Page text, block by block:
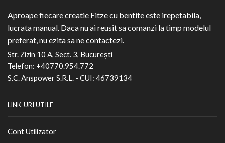
Aproape fiecare creatie Fitze cu bentite este irepetabila,
lucrata manual. Daca nu ai reusit sa comanzi la timp modelul
preferat, nu ezita sa ne contactezi.
Str. Zizin 10 A, Sect. 3, București
Telefon: +40770.954.772
S.C. Anspower S.R.L. - CUI: 46739134
LINK-URI UTILE
Cont Utilizator